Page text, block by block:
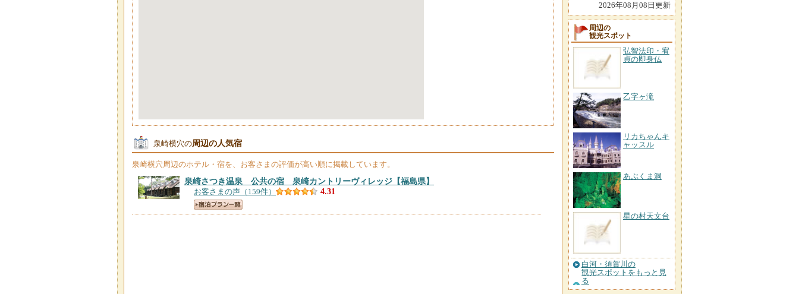
泉崎横穴の周辺の人気宿
泉崎横穴周辺のホテル・宿を、お客さまの評価が高い順に掲載しています。
泉崎さつき温泉 公共の宿 泉崎カントリーヴィレッジ 【福島県】
お客さまの声（159件） 4.31
2026年08月08日更新
周辺の
観光スポット
弘智法印・宥
貞の即身仏
乙字ヶ滝
リカちゃんキ
ャッスル
あぶくま洞
星の村天文台
白河・須賀川の
観光スポットをもっと見
る